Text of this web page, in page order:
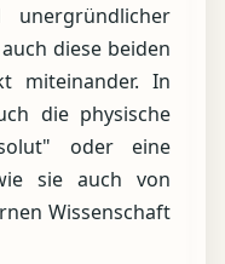
diese beiden
miteinander. In
die physische
oder eine
sie auch von
Wissenschaft